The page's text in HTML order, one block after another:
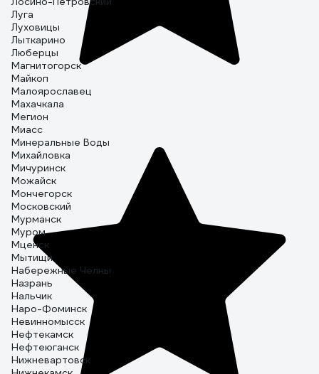
Луга
Луховицы
Лыткарино
Люберцы
Магнитогорск
Майкоп
Малоярославец
Махачкала
Мегион
Миасс
Минеральные Воды
Михайловка
Мичуринск
Можайск
Мончегорск
Московский
Мурманск
Муром
Мценск
Мытищи
Набережные Челны
Назрань
Нальчик
Наро-Фоминск
Невинномысск
Нефтекамск
Нефтеюганск
Нижневартовск